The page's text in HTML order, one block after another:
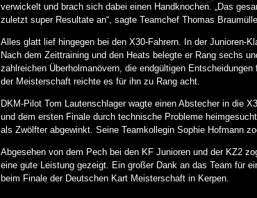
verwickelt und brach sich dabei einen Handknochen. „Das
zuletzt super Resultate an“, sagte Teamchef Thomas
Alles glatt lief hingegen bei den X30-Fahrern. In der Junioren-
Nach dem Zeittraining und den Heats belegte er Rang sechs
zahlreichen Überholmanövern, die endgültigen
der Meisterschaft reichte es für ihn zu Rang acht.
DKM-Pilot Tom Lautenschlager wagte einen Abstecher in die
und dem ersten Finale durch technische Probleme
als Zwölfter abgewinkt. Seine Teamkollegin Sophie Hofmann
Abgesehen von dem Pech bei den KF Junioren und der KZ2
eine gute Leistung gezeigt. Ein großer Dank an das Team für
beim Finale der Deutschen Kart Meisterschaft in Kerpen.